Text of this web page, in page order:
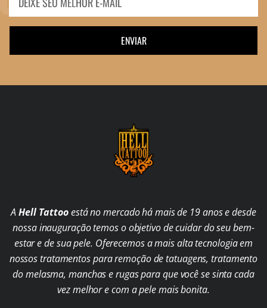
ENVIAR
AHell Tattooestá no mercado há mais de 19 anos e desde
nossa inauguração temos o objetivo de cuidar do seu bem-
estar e de sua pele. Oferecemos a mais alta tecnologia em
nossos tratamentos para remoção de tatuagens, tratamento
do melasma, manchas e rugas para que você se sinta cada
vez melhor e com a pele mais bonita.